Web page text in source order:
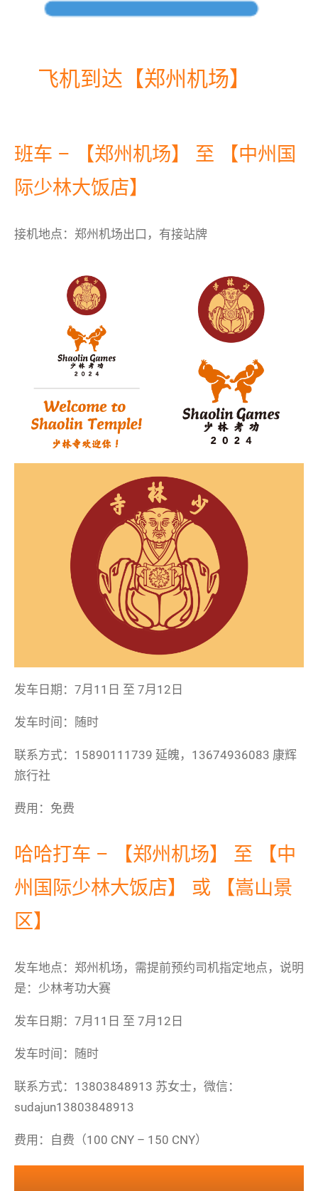
飞机到达【郑州机场】
班车 – 【郑州机场】 至 【中州国
际少林大饭店】
接机地点：郑州机场出口，有接站牌
发车日期：7月11日 至 7月12日
发车时间：随时
联系方式：15890111739 延魄，13674936083 康辉
旅行社
费用：免费
哈哈打车 – 【郑州机场】 至 【中
州国际少林大饭店】 或 【嵩山景
区】
发车地点：郑州机场，需提前预约司机指定地点，说明
是：少林考功大赛
发车日期：7月11日 至 7月12日
发车时间：随时
联系方式：13803848913 苏女士，微信：
sudajun13803848913
费用：自费（100 CNY – 150 CNY）